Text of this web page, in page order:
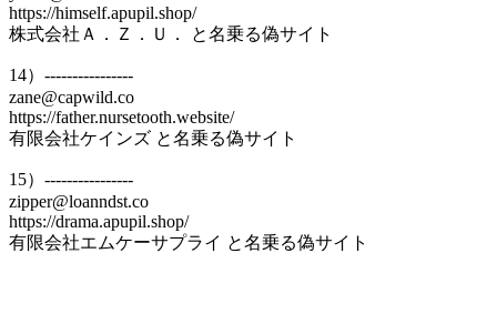
https://himself.apupil.shop/
株式会社Ａ．Ｚ．Ｕ． と名乗る偽サイト
14）----------------
zane@capwild.co
https://father.nursetooth.website/
有限会社ケインズ と名乗る偽サイト
15）----------------
zipper@loanndst.co
https://drama.apupil.shop/
有限会社エムケーサプライ と名乗る偽サイト